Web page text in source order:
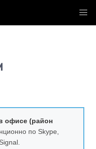
офисе (район
по Skype,